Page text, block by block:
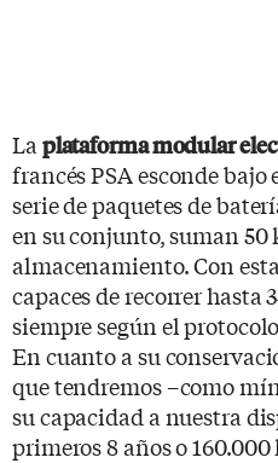
La plataforma modular
francés PSA esconde
serie de paquetes de
en su conjunto, suman 50
almacenamiento. Con
capaces de recorrer hasta
siempre según el
En cuanto a su
que tendremos –como
su capacidad a nuestra
primeros 8 años o